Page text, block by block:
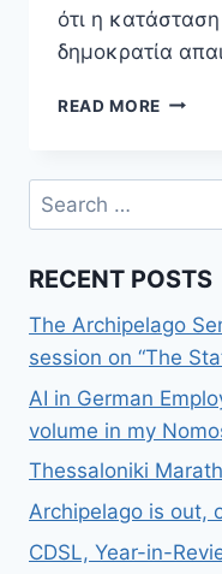
ότι η
δημοκρατία
READ MORE
ΓΙΑ
ΝΊΚΗ
ΑΣ
ΤΑ
ΚΆΤΩ
ΑΠΌ
ΧΑΛΊ
Search
for:
RECENT POSTS
The Archipelago
session on “The
AI in German
volume in my
Thessaloniki
Archipelago is out,
CDSL, Year-in-